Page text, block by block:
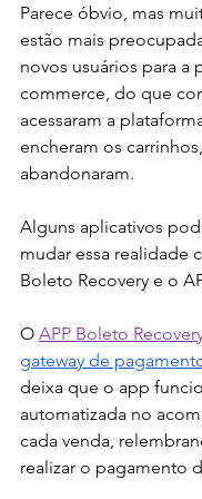
Parece óbvio, mas
estão mais
novos usuários para a
commerce, do que
acessaram a
encheram os
abandonaram.
Alguns aplicativos
mudar essa realidade
Boleto Recovery e o
O APP Boleto
gateway de
deixa que o app
automatizada no
cada venda,
realizar o pagamento